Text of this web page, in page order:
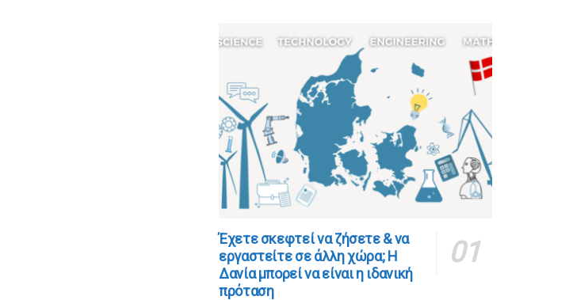
​​Έχετε σκεφτεί να ζήσετε & να
εργαστείτε σε άλλη χώρα; Η
Δανία μπορεί να είναι η ιδανική
πρόταση